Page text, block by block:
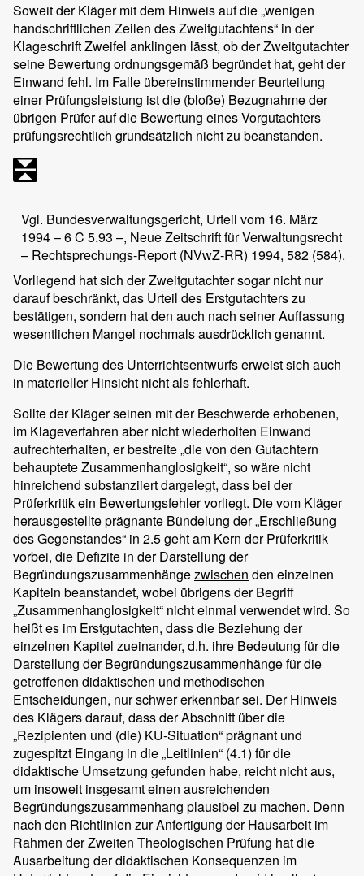
Soweit der Kläger mit dem Hinweis auf die „wenigen
handschriftlichen Zeilen des Zweitgutachtens“ in der
Klageschrift Zweifel anklingen lässt, ob der Zweitgutachter
seine Bewertung ordnungsgemäß begründet hat, geht der
Einwand fehl. Im Falle übereinstimmender Beurteilung
einer Prüfungsleistung ist die (bloße) Bezugnahme der
übrigen Prüfer auf die Bewertung eines Vorgutachters
prüfungsrechtlich grundsätzlich nicht zu beanstanden.
Vgl. Bundesverwaltungsgericht, Urteil vom 16. März
1994 – 6 C 5.93 –, Neue Zeitschrift für Verwaltungsrecht
– Rechtsprechungs-Report (NVwZ-RR) 1994, 582 (584).
Vorliegend hat sich der Zweitgutachter sogar nicht nur
darauf beschränkt, das Urteil des Erstgutachters zu
bestätigen, sondern hat den auch nach seiner Auffassung
wesentlichen Mangel nochmals ausdrücklich genannt.
Die Bewertung des Unterrichtsentwurfs erweist sich auch
in materieller Hinsicht nicht als fehlerhaft.
Sollte der Kläger seinen mit der Beschwerde erhobenen,
im Klageverfahren aber nicht wiederholten Einwand
aufrechterhalten, er bestreite „die von den Gutachtern
behauptete Zusammenhanglosigkeit“, so wäre nicht
hinreichend substanziiert dargelegt, dass bei der
Prüferkritik ein Bewertungsfehler vorliegt. Die vom Kläger
herausgestellte prägnante Bündelung der „Erschließung
des Gegenstandes“ in 2.5 geht am Kern der Prüferkritik
vorbei, die Defizite in der Darstellung der
Begründungszusammenhängezwischen den einzelnen
Kapiteln beanstandet, wobei übrigens der Begriff
„Zusammenhanglosigkeit“ nicht einmal verwendet wird. So
heißt es im Erstgutachten, dass die Beziehung der
einzelnen Kapitel zueinander, d.h. ihre Bedeutung für die
Darstellung der Begründungszusammenhänge für die
getroffenen didaktischen und methodischen
Entscheidungen, nur schwer erkennbar sei. Der Hinweis
des Klägers darauf, dass der Abschnitt über die
„Rezipienten und (die) KU-Situation“ prägnant und
zugespitzt Eingang in die „Leitlinien“ (4.1) für die
didaktische Umsetzung gefunden habe, reicht nicht aus,
um insoweit insgesamt einen ausreichenden
Begründungszusammenhang plausibel zu machen. Denn
nach den Richtlinien zur Anfertigung der Hausarbeit im
Rahmen der Zweiten Theologischen Prüfung hat die
Ausarbeitung der didaktischen Konsequenzen im